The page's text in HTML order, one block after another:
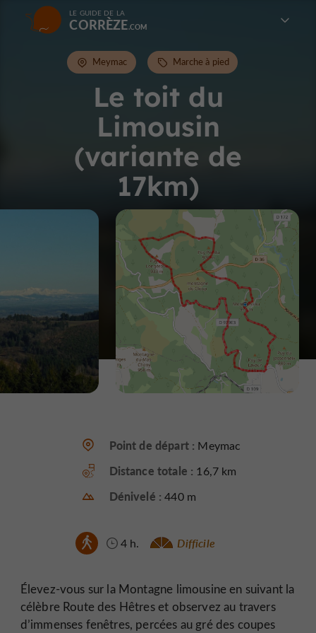
LE GUIDE DE LA
CORRÈZE
Le toit du
Limousin
(variante de
17km)
Meymac Marche à pied
Point de départ : Meymac
Distance totale : 16,7 km
Dénivelé :440 m
4 h. Difficile
Élevez-vous sur la Montagne limousine en suivant la
célèbre Route des Hêtres et observez au travers
d’immenses fenêtres, percées au gré des coupes